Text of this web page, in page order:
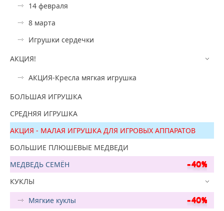
14 февраля
8 марта
Игрушки сердечки
АКЦИЯ!
АКЦИЯ-Кресла мягкая игрушка
БОЛЬШАЯ ИГРУШКА
СРЕДНЯЯ ИГРУШКА
АКЦИЯ - МАЛАЯ ИГРУШКА ДЛЯ ИГРОВЫХ АППАРАТОВ
БОЛЬШИЕ ПЛЮШЕВЫЕ МЕДВЕДИ
МЕДВЕДЬ СЕМЁН
КУКЛЫ
Мягкие куклы